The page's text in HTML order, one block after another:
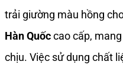
trải giường màu hồng
Hàn Quốccao cấp,
chịu. Việc sử dụng chất